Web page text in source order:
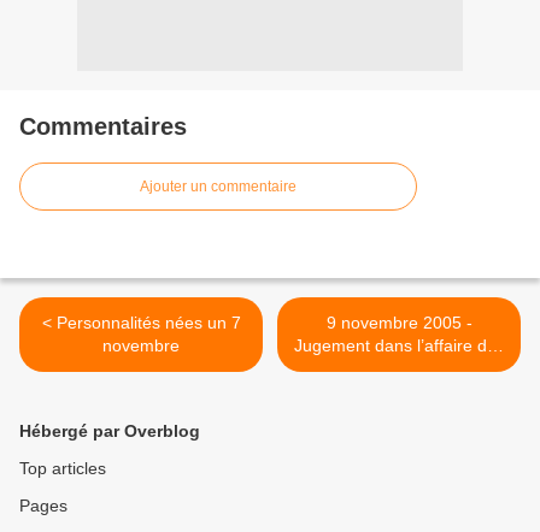
Commentaires
Ajouter un commentaire
< Personnalités nées un 7
novembre
9 novembre 2005 -
Jugement dans l’affaire des
écoutes de l'Élysée >
Hébergé par Overblog
Top articles
Pages